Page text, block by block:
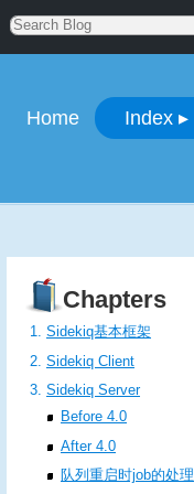
Home Index▸
Chapters
Sidekiq基本框架
Sidekiq Client
Sidekiq Server
Before 4.0
After 4.0
队列重启时job的处理